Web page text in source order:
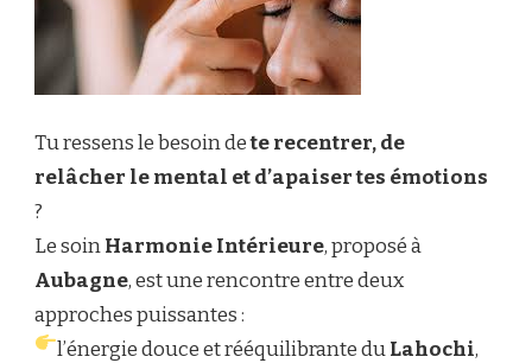
Tu ressens le besoin dete recentrer, de
relâcher le mental et d’apaiser tes émotions
?
Le soinHarmonie Intérieure, proposé à
Aubagne, est une rencontre entre deux
approches puissantes :
l’énergie douce et rééquilibrante duLahochi,